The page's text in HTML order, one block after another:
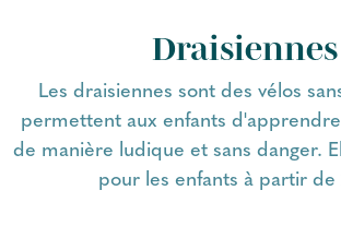
Draisiennes
Les draisiennes sont des vélos
permettent aux enfants
de manière ludique et sans danger.
pour les enfants à partir de